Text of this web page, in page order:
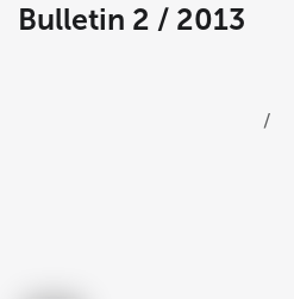
Bulletin 2 / 2013
/